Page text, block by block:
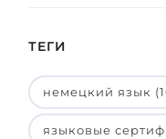
ТЕГИ
немецкий язык
языковые